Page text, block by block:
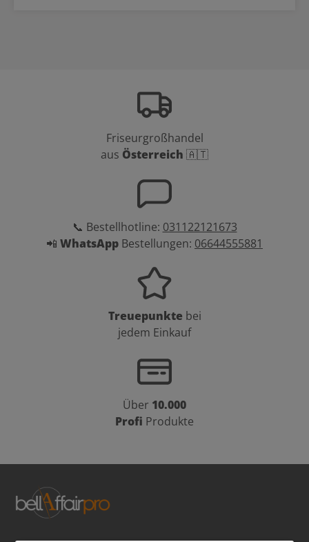
Friseurgroßhandel
aus Österreich 🇦🇹
📞 Bestellhotline: 031122121673
📲 WhatsApp Bestellungen: 06644555881
Treuepunkte bei
jedem Einkauf
Über 10.000
Profi Produkte